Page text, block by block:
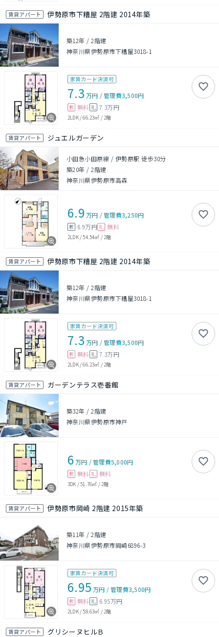
賃貸アパート 伊勢原市下糟屋 2階建 2014年築
築12年 /2階建
神奈川県伊勢原市下糟屋3018-1
家賃カード決済可
7.3 万円 /管理費3,500円
敷 無料 礼 7.3万円
2LDK/66.23㎡ /2階
賃貸アパート ジュエルガーデン
小田急小田原線 / 伊勢原駅 徒歩30分
築20年 /2階建
神奈川県伊勢原市高森
6.9 万円 /管理費3,250円
敷 6.9万円 礼 無料
2LDK/54.54㎡ / 2階
賃貸アパート 伊勢原市下糟屋 2階建 2014年築
築12年 /2階建
神奈川県伊勢原市下糟屋3018-1
家賃カード決済可
7.3 万円 /管理費3,500円
敷 無料 礼 7.3万円
2LDK/66.23㎡ /2階
賃貸アパート ガーデンテラス壱番館
築32年 /2階建
神奈川県伊勢原市神戸
6 万円 /管理費5,000円
敷 無料 礼 無料
3DK /51.76㎡ / 2階
賃貸アパート 伊勢原市岡崎 2階建 2015年築
築11年 /2階建
神奈川県伊勢原市岡崎6896-3
家賃カード決済可
6.95 万円 /管理費3,500円
敷 無料 礼 6.95万円
2LDK/58.63㎡ /2階
賃貸アパート グリシーヌヒルＢ